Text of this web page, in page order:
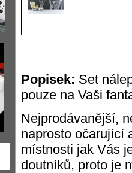
Popisek: Set
pouze na Vaši
Nejprodávanější,
naprosto očarující
místnosti jak Vás
doutníků, proto je